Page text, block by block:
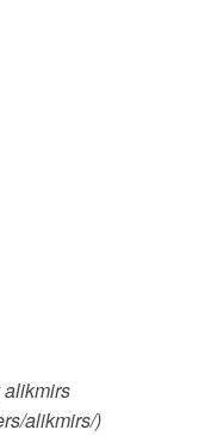
alikmirs/)